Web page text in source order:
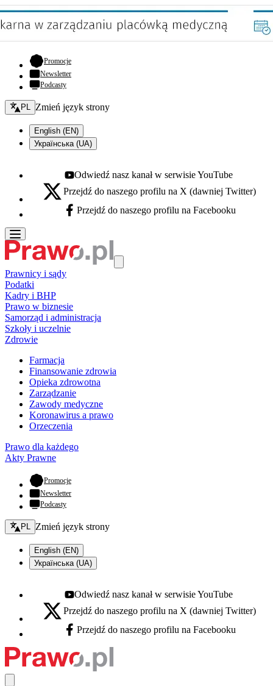
Promocje- otwiera się w nowej karcie
Newsletter
Podcasty
Zmień język - bieżący:
PL Zmień język strony
English (EN)
Українська (UA)
Youtube - otwiera się w nowej karcie
Odwiedź nasz kanał w serwisie YouTube
X - otwiera się w nowej karcie
Przejdź do naszego profilu na X (dawniej Twitter)
Facebook - otwiera się w nowej karcie
Przejdź do naszego profilu na Facebooku
Prawnicy i sądy
Podatki
Kadry i BHP
Prawo w biznesie
Samorząd i administracja
Szkoły i uczelnie
Zdrowie
Farmacja
Finansowanie zdrowia
Opieka zdrowotna
Zarządzanie
Zawody medyczne
Koronawirus a prawo
Orzeczenia
Prawo dla każdego
Akty Prawne
Promocje- otwiera się w nowej karcie
Newsletter
Podcasty
Zmień język - bieżący:
PL Zmień język strony
English (EN)
Українська (UA)
Youtube - otwiera się w nowej karcie
Odwiedź nasz kanał w serwisie YouTube
X - otwiera się w nowej karcie
Przejdź do naszego profilu na X (dawniej Twitter)
Facebook - otwiera się w nowej karcie
Przejdź do naszego profilu na Facebooku